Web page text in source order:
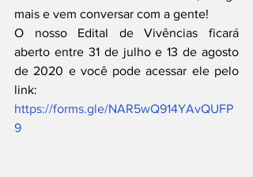
mais e vem conversar com a gente!
O nosso Edital de Vivências ficará
aberto entre 31 de julho e 13 de agosto
de 2020 e você pode acessar ele pelo
https://forms.gle/NAR5wQ914YAvQUFP
9